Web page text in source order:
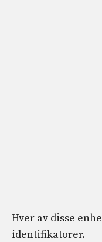
Hver av disse
identifikatorer.